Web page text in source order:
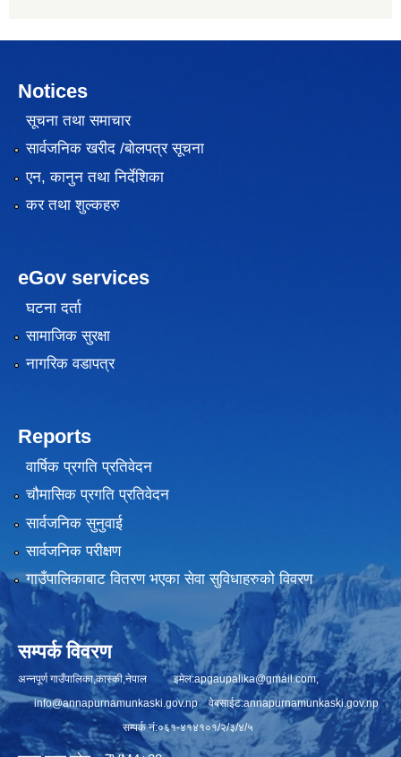
Notices
सूचना तथा समाचार
सार्वजनिक खरीद /बोलपत्र सूचना
एन, कानुन तथा निर्देशिका
कर तथा शुल्कहरु
eGov services
घटना दर्ता
सामाजिक सुरक्षा
नागरिक वडापत्र
Reports
वार्षिक प्रगति प्रतिवेदन
चौमासिक प्रगति प्रतिवेदन
सार्वजनिक सुनुवाई
सार्वजनिक परीक्षण
गाउँपालिकाबाट वितरण भएका सेवा सुविधाहरुको विवरण
सम्पर्क विवरण
अन्नपूर्ण गाउँपालिका,कास्की,नेपाल इमेल:apgaupalika@gmail.com,
info@annapurnamunkaski.gov.npवेबसाईट:annapurnamunkaski.gov.np
सम्पर्क नं:०६१-४१४१०१/२/३/४/५